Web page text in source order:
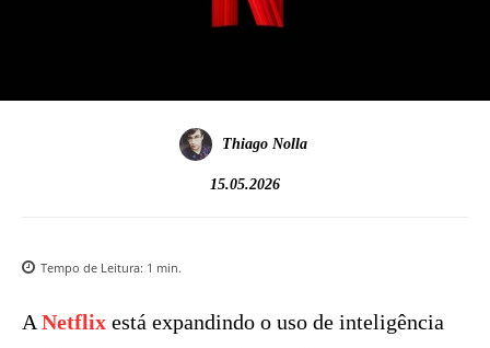
Thiago Nolla
15.05.2026
Tempo de Leitura: 1 min.
A Netflix está expandindo o uso de inteligência